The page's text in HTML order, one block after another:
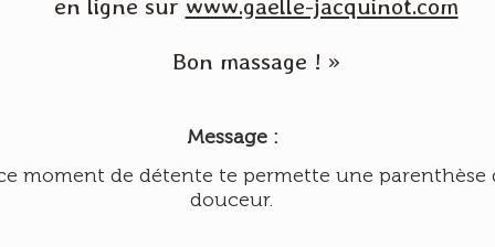
en ligne sur www.gaelle-jacquinot.com
Bon massage ! »
Message :
moment de détente te permette une parenthèse
douceur.